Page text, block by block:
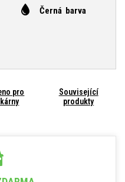
Černá barva
pro
Související
produkty